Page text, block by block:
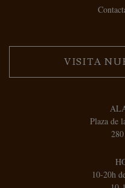
VISITA
Plaza de
10-20h